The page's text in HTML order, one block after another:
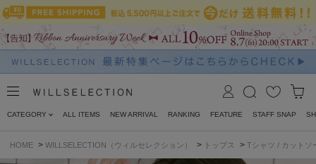
CATEGORY ALL ITEMS NEW ARRIVAL RANKING FEATURE STAFF SNAP
HOME > WILLSELECTION（ウィルセレクション） > トップス > Tシャツ / カットソ